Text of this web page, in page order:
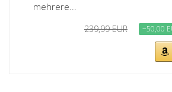
mehrere...
239,99 EUR −50,00